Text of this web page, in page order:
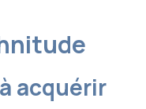
acquérir